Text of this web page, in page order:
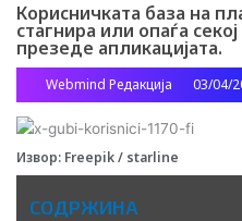
Корисничката база на
стагнира или опаѓа
презеде апликацијата.
Webmind Редакција 03/04/
Извор: Freepik / starline
СОДРЖИНА